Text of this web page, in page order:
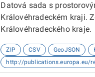
Datová sada s
Královéhradeckém kraji.
Královéhradeckého kraje.
ZIP CSV GeoJSON
http://publications.europa.eu/